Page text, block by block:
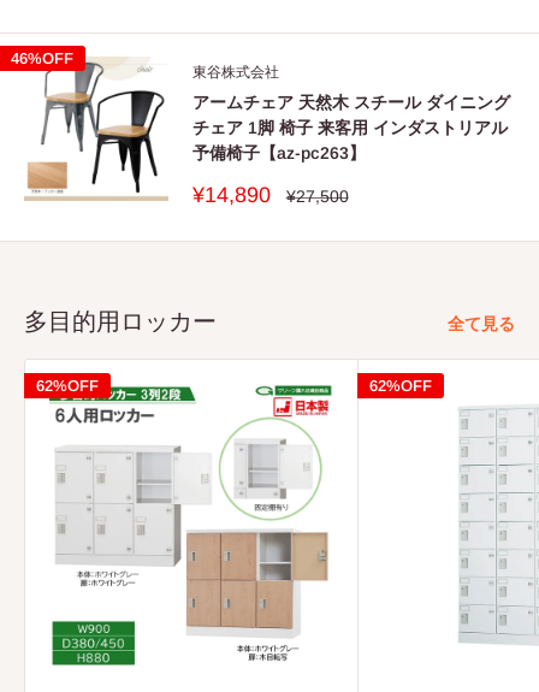
価
格
46%OFF
東谷株式会社
アームチェア 天然木 スチール ダイニング
チェア 1脚 椅子 来客用 インダストリアル
予備椅子【az-pc263】
販
価
¥14,890
通
格
¥27,500
多目的用ロッカー 全て見る
62%OFF 62%OFF